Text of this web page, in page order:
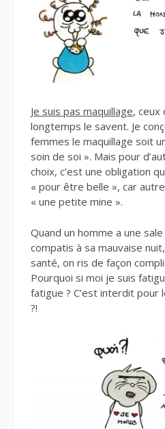
Je suis pas maquillage, ceux
longtemps le savent. Je
femmes le maquillage soit
soin de soi ». Mais pour
choix, c’est une obligation
« pour être belle », car
« une petite mine ».
Quand un homme a une
compatis à sa mauvaise
santé, on ris de façon
Pourquoi si moi je suis
fatigue ? C’est interdit pour
?!